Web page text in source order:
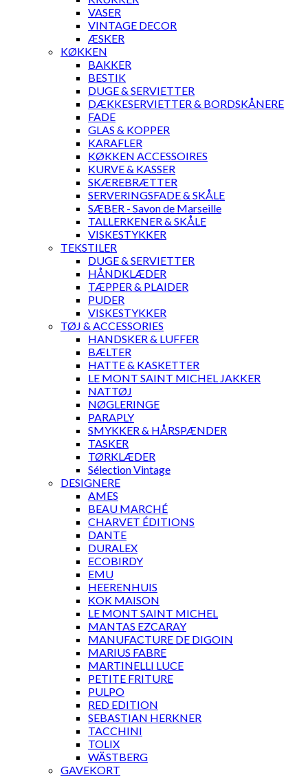
VASER
VINTAGE DECOR
ÆSKER
KØKKEN
BAKKER
BESTIK
DUGE & SERVIETTER
DÆKKESERVIETTER & BORDSKÅNERE
FADE
GLAS & KOPPER
KARAFLER
KØKKEN ACCESSOIRES
KURVE & KASSER
SKÆREBRÆTTER
SERVERINGSFADE & SKÅLE
SÆBER - Savon de Marseille
TALLERKENER & SKÅLE
VISKESTYKKER
TEKSTILER
DUGE & SERVIETTER
HÅNDKLÆDER
TÆPPER & PLAIDER
PUDER
VISKESTYKKER
TØJ & ACCESSORIES
HANDSKER & LUFFER
BÆLTER
HATTE & KASKETTER
LE MONT SAINT MICHEL JAKKER
NATTØJ
NØGLERINGE
PARAPLY
SMYKKER & HÅRSPÆNDER
TASKER
TØRKLÆDER
Sélection Vintage
DESIGNERE
AMES
BEAU MARCHÉ
CHARVET ÉDITIONS
DANTE
DURALEX
ECOBIRDY
EMU
HEERENHUIS
KOK MAISON
LE MONT SAINT MICHEL
MANTAS EZCARAY
MANUFACTURE DE DIGOIN
MARIUS FABRE
MARTINELLI LUCE
PETITE FRITURE
PULPO
RED EDITION
SEBASTIAN HERKNER
TACCHINI
TOLIX
WÄSTBERG
GAVEKORT